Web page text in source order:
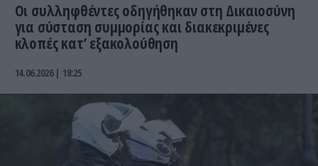
Οι συλληφθέντες οδηγήθηκαν στη Δικαιοσύνη
για σύσταση συμμορίας και διακεκριμένες
κλοπές κατ’ εξακολούθηση
14.06.2026 | 18:25